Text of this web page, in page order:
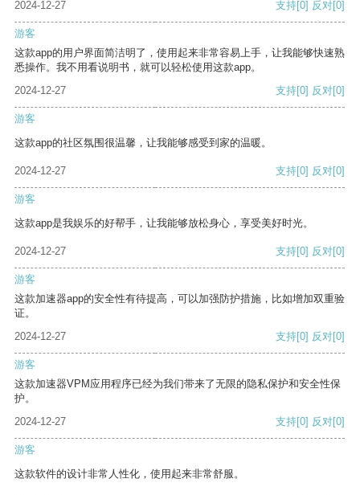
2024-12-27 支持[0] 反对[0]
游客
这款app的用户界面简洁明了，使用起来非常容易上手，让我能够快速熟
悉操作。我不用看说明书，就可以轻松使用这款app。
2024-12-27
支持[0] 反对[0]
游客
这款app的社区氛围很温馨，让我能够感受到家的温暖。
2024-12-27 支持[0] 反对[0]
游客
这款app是我娱乐的好帮手，让我能够放松身心，享受美好时光。
2024-12-27 支持[0] 反对[0]
游客
这款加速器app的安全性有待提高，可以加强防护措施，比如增加双重验
证。
2024-12-27
支持[0] 反对[0]
游客
这款加速器VPM应用程序已经为我们带来了无限的隐私保护和安全性保
护。
2024-12-27
支持[0] 反对[0]
游客
这款软件的设计非常人性化，使用起来非常舒服。